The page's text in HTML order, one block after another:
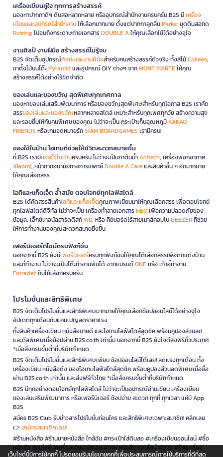
เครื่องเขียนคู่ใจ ทุกการสร้างสรรค์
มองหาปากกาดีๆ ดินสอหลากหลาย หรืออุปกรณ์สำนักงานครบครัน B2S มีเครื่อง
เขียนและอุปกรณ์สำนักงานให้เลือกมากมาย ตั้งแต่ปากกาลูกลื่นParkerชุดดินสอกด
Rotringไปจนถึงกระดาษถ่ายเอกสารDOUBLE Aให้คุณเลือกใช้ได้อย่างจุใจ
งานศิลป์ งานฝีมือ สร้างสรรค์ไม่รู้จบ
B2S จัดเต็มอุปกรณ์ศิลปะและงานฝีมือสำหรับคนสร้างสรรค์ตัวจริง ทั้งสีไม้Colleen,
ขาตั้งไม้บนโต๊ะPyramidและอุปกรณ์ DIY ต่างๆ จากMONT MARTEให้คุณ
สร้างสรรค์ได้อย่างไร้ขีดจำกัด
ของเล่นและของขวัญ สุดพิเศษทุกเทศกาล
มองหาของเล่นเสริมพัฒนาการ หรือของขวัญสุดพิเศษสำหรับทุกโอกาส B2S เราคัด
สรรของเล่นและของขวัญหลากหลายสไตล์ เหมาะสำหรับทุกเพศทุกวัย สร้างความสุข
และรอยยิ้มให้กับคนพิเศษของคุณ ไม่ว่าจะเป็น กระเป๋าเก็บอุณหภูมิKAKAO
FRIENDS หรือเกมจดหมายรักSIAM BOARDGAMES เรามีครบ!
ของใช้ในบ้าน ไอเทมที่ช่วยให้ชีวิตสะดวกสบายขึ้น
ที่ B2S เรามีของใช้ในบ้านครบครัน ไม่ว่าจะเป็นกาต้มน้ำAnitech, เครื่องฟอกอากาศ
Xiaomi, หน้ากากอนามัยทางการแพทย์Double A Careและสินค้าอื่น ๆ อีกมากมาย
ให้คุณเลือกสรร
ไอทีและแก็ดเจ็ต ล้ำสมัย ตอบโจทย์ทุกไลฟ์สไตล์
B2S ได้คัดสรรสินค้าไอทีและแก็ดเจ็ตคุณภาพเยี่ยมมาให้คุณเลือกสรร เพื่อตอบโจทย์
ทุกไลฟ์สไตล์ดิจิทัล ไม่ว่าจะเป็น เครื่องทำลายเอกสารNEOเพื่อความปลอดภัยของ
ข้อมูล, เอ็กซ์เทอนัลฮาร์ดดิสก์WD, หรือ คีย์บอร์ดไร้สายเมาส์คอมโบGEEZERที่ช่วย
ให้การทำงานของคุณสะดวกสบายยิ่งขึ้น
เฟอร์นิเจอร์ดีไซน์ครบฟังก์ชั่น
นอกจากนี้ B2S ยังมีเฟอร์นิเจอร์ครบทุกฟังก์ชันให้คุณได้เลือกสรรเพื่อตกแต่งบ้าน
และที่ทำงาน ไม่ว่าจะเป็นโต๊ะทำงานพับได้ จากแบรนด์ONEหรือ เก้าอี้ทำงาน
Furradecก็มีให้เลือกครบครัน
โปรโมชั่นและสิทธิพิเศษ
B2S จัดเต็มโปรโมชั่นและสิทธิพิเศษมากมายให้คุณเลือกช้อปออนไลน์ได้อย่างจุใจ
อัปเดตทุกเดือนกับแคมเปญลดราคาแรง
ทั้งสินค้าเครื่องเขียน หนังสือขายดี และไอเทมไลฟ์สไตล์สุดชิค พร้อมคูปองส่วนลด
และดีลพิเศษเมื่อช้อปผ่าน B2S.co.th เท่านั้น นอกจากนี้ B2S ยังใจดีส่งฟรีทั่วประเทศ
*เมื่อสั่งครบขั้นต่ำที่บริษัทกำหนด
B2S จัดเต็มโปรโมชั่นและสิทธิพิเศษเพียบ ช้อปออนไลน์ได้เลย! ลดแรงทุกเดือน ทั้ง
เครื่องเขียน หนังสือดัง ของไอเทมไลฟ์สไตล์สุดชิค พร้อมคูปองส่วนลดพิเศษเมื่อซื้อ
ผ่าน B2S.co.th เท่านั้น และส่งฟรีทั่วไทย *เมื่อสั่งครบขั้นต่ำที่บริษัทกำหนด
B2S มีทุกอย่างตอบโจทย์ทุกไลฟ์สไตล์ ไม่ว่าจะเป็นอุปกรณ์อ่านเขียน เครื่องเขียน
ของเล่นเสริมพัฒนาการ หรือเฟอร์นิเจอร์ ช้อปง่าย สะดวก ทุกที่ ทุกเวลา แค่มี App
B2S
สมัคร B2S Club รับข่าวสารโปรโมชั่นก่อนใคร และสิทธิพิเศษเฉพาะสมาชิก! คลิกเลย
👉 สมัครสมาชิกเลย!
#ร้านหนังสือ #ร้านขายหนังสือ ใกล้ฉัน #กระเป๋าใส่ดินสอ #เครื่องเขียนออนไลน์ #ซื้อ
หนังสือ ออนไลน์ #เครื่องเขียน บีทูเอส #ขาย หนังสือ ออนไลน์ #B2S #ร้านเครื่อง
เว็บไซต์นี้มีการใช้คุกกี้ โปรดยอมรับนโยบายคุกกี้เพื่อประสบการณ์การใช้บริการที่ดีที่สุด